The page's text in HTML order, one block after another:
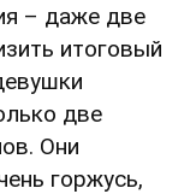
– даже две
итоговый
две
Они
горжусь,